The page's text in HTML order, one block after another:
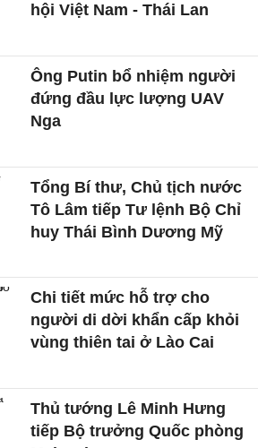
hội Việt Nam - Thái Lan
Ông Putin bổ nhiệm người
đứng đầu lực lượng UAV
Nga
Tổng Bí thư, Chủ tịch nước
Tô Lâm tiếp Tư lệnh Bộ Chỉ
huy Thái Bình Dương Mỹ
Chi tiết mức hỗ trợ cho
người di dời khẩn cấp khỏi
vùng thiên tai ở Lào Cai
Thủ tướng Lê Minh Hưng
tiếp Bộ trưởng Quốc phòng